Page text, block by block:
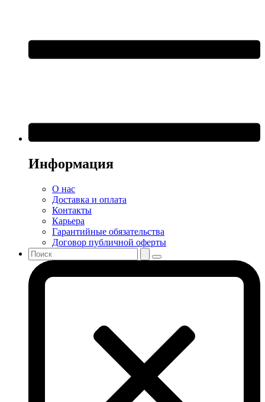
Информация
О нас
Доставка и оплата
Контакты
Карьера
Гарантийные обязательства
Договор публичной оферты